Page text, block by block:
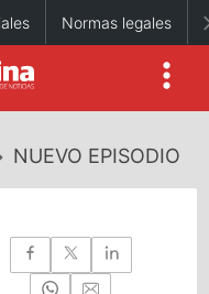
Normas legales
NUEVO EPISODIO